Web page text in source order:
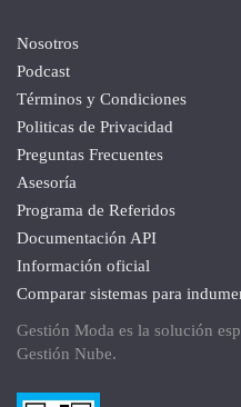
Nosotros
Podcast
Términos y Condiciones
Politicas de Privacidad
Preguntas Frecuentes
Asesoría
Programa de Referidos
Documentación API
Información oficial
Comparar sistemas para
Gestión Moda es la solución
Gestión Nube.